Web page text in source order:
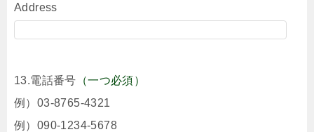
Address
13.電話番号 （一つ必須）
例）03-8765-4321
例）090-1234-5678